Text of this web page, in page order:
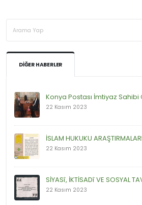
DIĞER HABERLER
Konya Postası İmtiyaz Sahibi
22 Kasım 2023
İSLAM HUKUKU
22 Kasım 2023
SİYASî, İKTİSADî VE SOSYAL
22 Kasım 2023